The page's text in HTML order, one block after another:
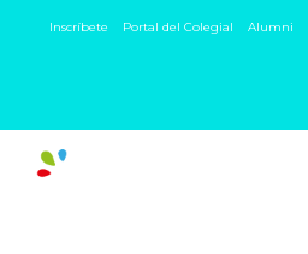
Inscríbete Portal del Colegial Alumni